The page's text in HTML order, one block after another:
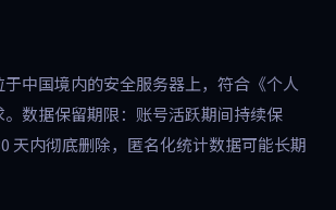
中国境内的安全服务器上，符合《个人
数据保留期限：账号活跃期间持续保
天内彻底删除，匿名化统计数据可能长期